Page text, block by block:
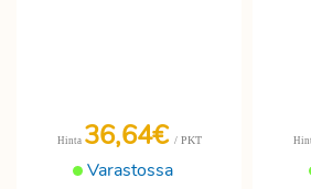
Varastossa
Hinta 36,64€ / PKT